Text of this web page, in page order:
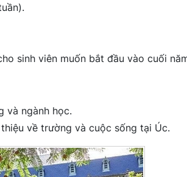
sinh viên muốn bắt đầu vào cuối
và ngành học.
về trường và cuộc sống tại Úc.